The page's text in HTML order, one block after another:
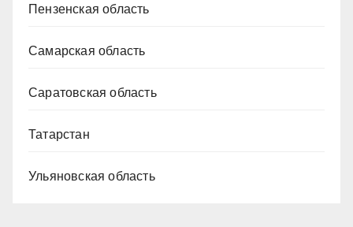
Пензенская область
Самарская область
Саратовская область
Татарстан
Ульяновская область